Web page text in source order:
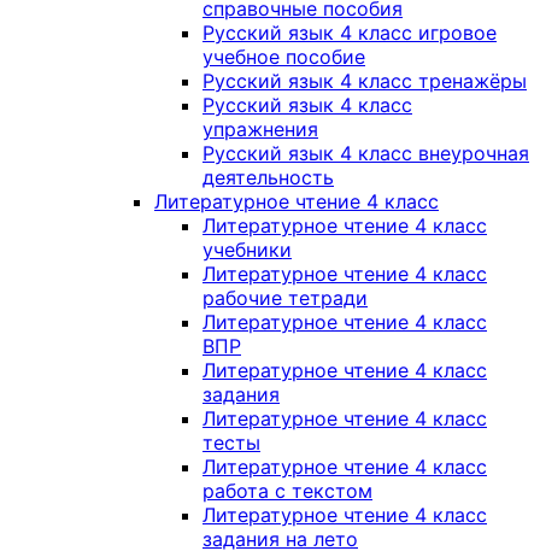
справочные пособия
Русский язык 4 класс игровое
учебное пособие
Русский язык 4 класс тренажёры
Русский язык 4 класс
упражнения
Русский язык 4 класс внеурочная
деятельность
Литературное чтение 4 класс
Литературное чтение 4 класс
учебники
Литературное чтение 4 класс
рабочие тетради
Литературное чтение 4 класс
ВПР
Литературное чтение 4 класс
задания
Литературное чтение 4 класс
тесты
Литературное чтение 4 класс
работа с текстом
Литературное чтение 4 класс
задания на лето